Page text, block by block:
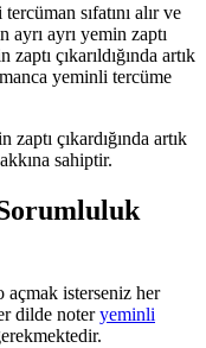
sıfatını alır ve
ayrı yemin zaptı
çıkarıldığında artık
yeminli tercüme
çıkardığında artık
sahiptir.
isterseniz her
dilde noteryeminli